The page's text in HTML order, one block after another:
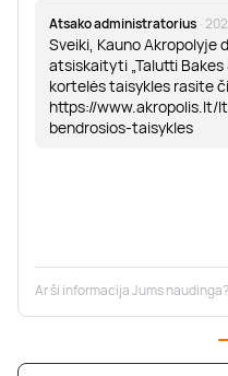
Atsako administratorius ·
Sveiki, Kauno Akropolyje
atsiskaityti „Talutti Bakes
kortelės taisykles rasite
https://www.akropolis.lt/
bendrosios-taisykles
Ar ši informacija Jums naudinga?